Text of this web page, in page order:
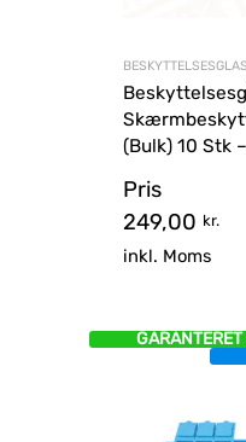
BESKYTTELSESGLAS
(Bulk) 10 Stk
Pris
249,00 kr.
inkl. Moms